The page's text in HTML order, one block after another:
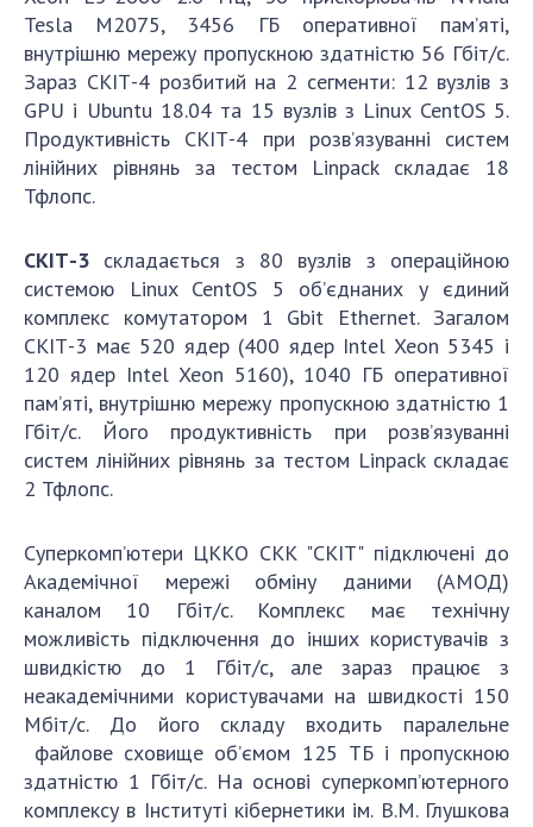
Tesla M2075, 3456 ГБ оперативної пам’яті,
внутрішню мережу пропускною здатністю 56 Гбіт/с.
Зараз СКІТ-4 розбитий на 2 сегменти: 12 вузлів з
GPU і Ubuntu 18.04 та 15 вузлів з Linux CentOS 5.
Продуктивність СКІТ-4 при розв’язуванні систем
лінійних рівнянь за тестом Linpack складає 18
Тфлопс.
СКІТ-3 складається з 80 вузлів з операційною
системою Linux CentOS 5 об’єднаних у єдиний
комплекс комутатором 1 Gbіt Ethernet. Загалом
СКІТ-3 має 520 ядер (400 ядер Intel Xeon 5345 і
120 ядер Intel Xeon 5160), 1040 ГБ оперативної
пам’яті, внутрішню мережу пропускною здатністю 1
Гбіт/с. Його продуктивність при розв’язуванні
систем лінійних рівнянь за тестом Linpack складає
2 Тфлопс.
Суперкомп’ютери ЦККО СКК "СКІТ" підключені до
Академічної мережі обміну даними (АМОД)
каналом 10 Гбіт/с. Комплекс має технічну
можливість підключення до інших користувачів з
швидкістю до 1 Гбіт/с, але зараз працює з
неакадемічними користувачами на швидкості 150
Мбіт/с. До його складу входить паралельне
файлове сховище об’ємом 125 ТБ і пропускною
здатністю 1 Гбіт/с. На основі суперкомп’ютерного
комплексу в Інституті кібернетики ім. В.М. Глушкова